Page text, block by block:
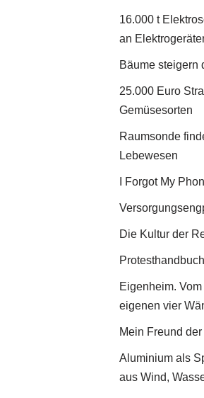
16.000 t
an
Bäume steigern
25.000 Euro
Gemüsesorten
Raumsonde
Lebewesen
I Forgot My
Die Kultur der
Protesthandbuch
Eigenheim.
eigenen vier
Mein Freund
Aluminium als
aus Wind,